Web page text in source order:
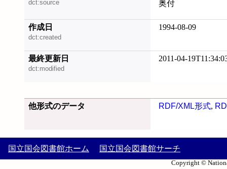
dct:source
奥付
作成日
dct:created
1994-08-09
最終更新日
dct:modified
2011-04-
他形式のデータ RDF/XML形式,
国立国会図書館ホーム 国立国会図書館サーチ
Copyright ©